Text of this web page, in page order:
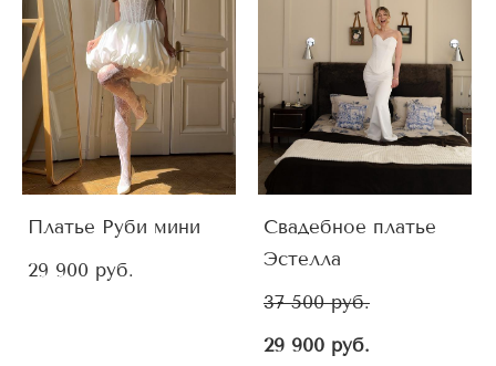
Платье Руби мини
29 900 pуб.
Свадебное платье
Эстелла
37 500 pуб.
29 900 pуб.